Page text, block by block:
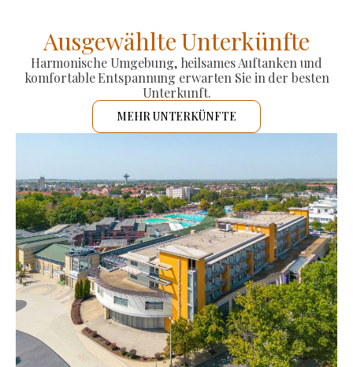
Ausgewählte Unterkünfte
Harmonische Umgebung, heilsames Auftanken und
komfortable Entspannung erwarten Sie in der besten
Unterkunft.
MEHR UNTERKÜNFTE